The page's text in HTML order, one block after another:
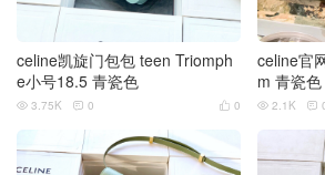
celine凯旋门包包 teen Triomph
e小号18.5 青瓷色
 0
 3.75K  0
celine官
m 青瓷色
 2.1K 